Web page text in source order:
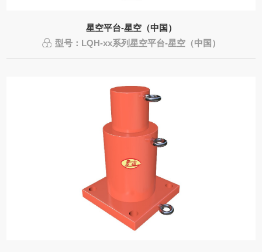
星空平台-星空（中国）
型号：LQH-xx系列星空平台-星空（中国）